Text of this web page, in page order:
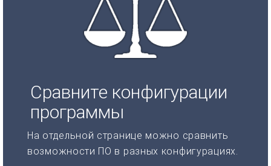
Сравните конфигурации
программы
На отдельной странице можно сравнить
возможности ПО в разных конфигурациях.